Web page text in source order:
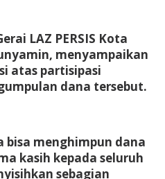
LAZ PERSIS Kota
menyampaikan
atas partisipasi
dana tersebut.
bisa menghimpun dana
kasih kepada seluruh
sebagian